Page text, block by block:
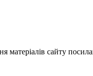
матеріалів сайту